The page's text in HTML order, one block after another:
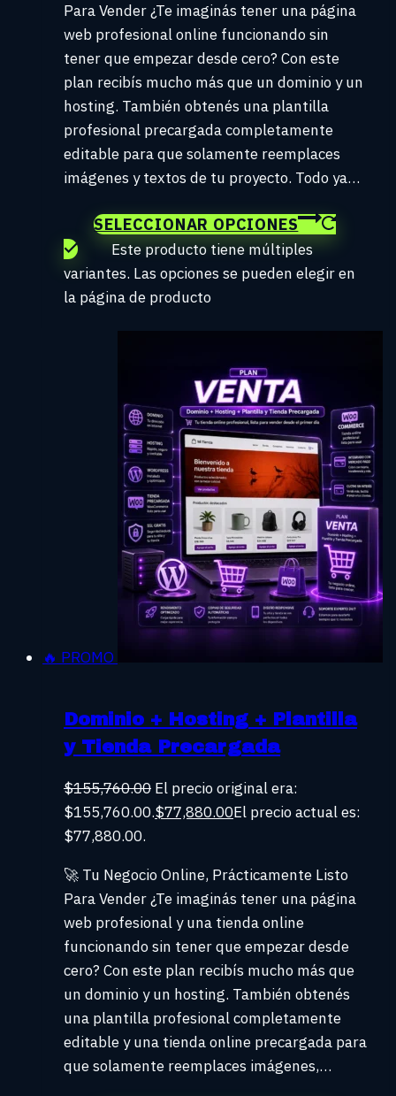
Para Vender ¿Te imaginás tener una página
web profesional online funcionando sin
tener que empezar desde cero? Con este
plan recibís mucho más que un dominio y un
hosting. También obtenés una plantilla
profesional precargada completamente
editable para que solamente reemplaces
imágenes y textos de tu proyecto. Todo ya…
SELECCIONAR OPCIONES
Este producto tiene múltiples
variantes. Las opciones se pueden elegir en
la página de producto
🔥 PROMO
Dominio + Hosting + Plantilla
y Tienda Precargada
$155,760.00 El precio original era:
$155,760.00.$77,880.00El precio actual es:
$77,880.00.
🚀 Tu Negocio Online, Prácticamente Listo
Para Vender ¿Te imaginás tener una página
web profesional y una tienda online
funcionando sin tener que empezar desde
cero? Con este plan recibís mucho más que
un dominio y un hosting. También obtenés
una plantilla profesional completamente
editable y una tienda online precargada para
que solamente reemplaces imágenes,…